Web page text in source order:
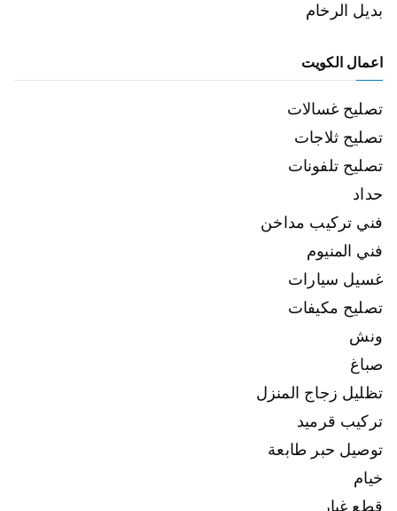
بديل الرخام
اعمال الكويت
تصليح غسالات
تصليح ثلاجات
تصليح تلفونات
حداد
فني تركيب مداخن
فني المنيوم
غسيل سيارات
تصليح مكيفات
ونش
صباغ
تظليل زجاج المنزل
تركيب قرميد
توصيل حبر طابعة
خيام
قطع غيار